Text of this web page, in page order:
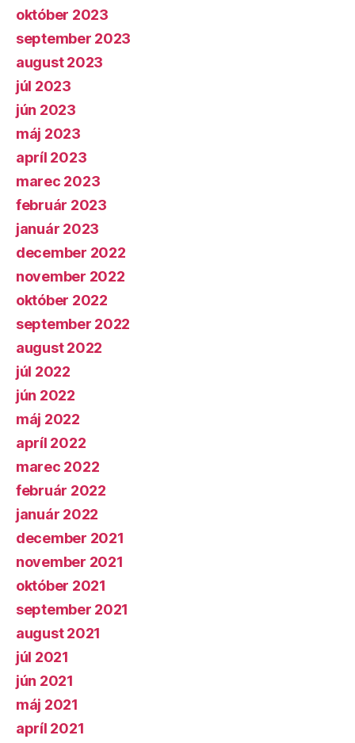
október 2023
september 2023
august 2023
júl 2023
jún 2023
máj 2023
apríl 2023
marec 2023
február 2023
január 2023
december 2022
november 2022
október 2022
september 2022
august 2022
júl 2022
jún 2022
máj 2022
apríl 2022
marec 2022
február 2022
január 2022
december 2021
november 2021
október 2021
september 2021
august 2021
júl 2021
jún 2021
máj 2021
apríl 2021